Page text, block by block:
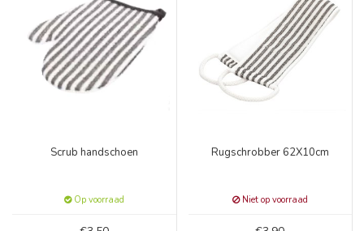
Scrub handschoen
Op voorraad
Rugschrobber 62X10cm
Niet op voorraad